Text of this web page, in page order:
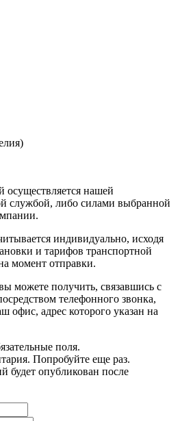
осуществляется нашей
службой, либо силами выбранной
индивидуально, исходя
и тарифов транспортной
момент отправки.
можете получить, связавшись с
телефонного звонка,
офис, адрес которого указан на
поля.
Попробуйте еще раз.
будет опубликован после